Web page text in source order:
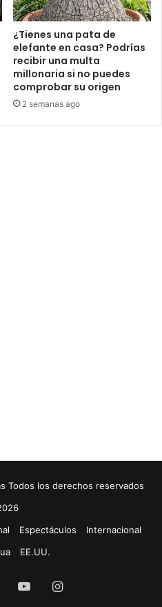
¿Tienes una pata de
elefante en casa? Podrías
recibir una multa
millonaria si no puedes
comprobar su origen
2 semanas ago
Todos los derechos reservados
Espectáculos
Internacional
EE.UU.
YouTubeInstagram